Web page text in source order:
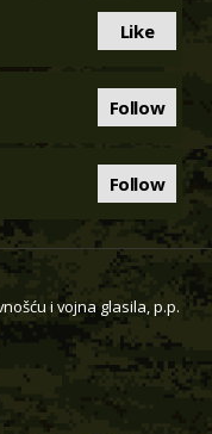
Like
Follow
Follow
i vojna glasila, p.p.